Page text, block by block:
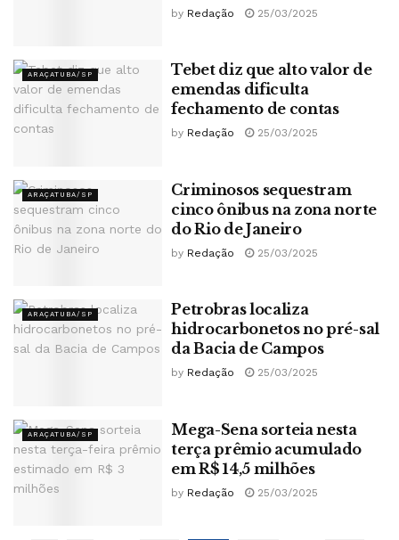
by Redação 25/03/2025
ARAÇATUBA/SP
Tebet diz que alto valor de
emendas dificulta
fechamento de contas
by Redação 25/03/2025
ARAÇATUBA/SP
Criminosos sequestram
cinco ônibus na zona norte
do Rio de Janeiro
by Redação 25/03/2025
ARAÇATUBA/SP
Petrobras localiza
hidrocarbonetos no pré-sal
da Bacia de Campos
by Redação 25/03/2025
ARAÇATUBA/SP
Mega-Sena sorteia nesta
terça prêmio acumulado
em R$ 14,5 milhões
by Redação 25/03/2025